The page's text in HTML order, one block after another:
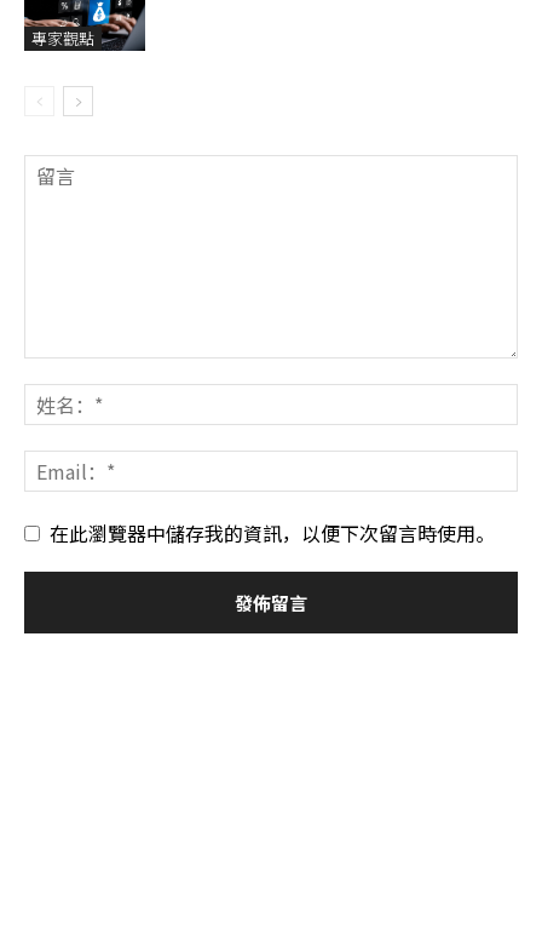
專家觀點
在此瀏覽器中儲存我的資訊，以便下次留言時使用。